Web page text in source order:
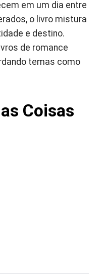
em um dia entre
o livro mistura
e destino.
de romance
temas como
Coisas